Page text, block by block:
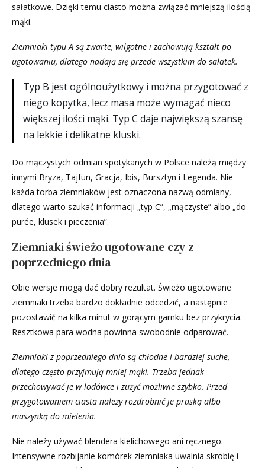
sałatkowe. Dzięki temu ciasto można związać mniejszą ilością
mąki.
Ziemniaki typu A są zwarte, wilgotne i zachowują kształt po
ugotowaniu, dlatego nadają się przede wszystkim do sałatek.
Typ B jest ogólnoużytkowy i można przygotować z
niego kopytka, lecz masa może wymagać nieco
większej ilości mąki. Typ C daje największą szansę
na lekkie i delikatne kluski.
Do mączystych odmian spotykanych w Polsce należą między
innymi Bryza, Tajfun, Gracja, Ibis, Bursztyn i Legenda. Nie
każda torba ziemniaków jest oznaczona nazwą odmiany,
dlatego warto szukać informacji „typ C”, „mączyste” albo „do
purée, klusek i pieczenia”.
Ziemniaki świeżo ugotowane czy z
poprzedniego dnia
Obie wersje mogą dać dobry rezultat. Świeżo ugotowane
ziemniaki trzeba bardzo dokładnie odcedzić, a następnie
pozostawić na kilka minut w gorącym garnku bez przykrycia.
Resztkowa para wodna powinna swobodnie odparować.
Ziemniaki z poprzedniego dnia są chłodne i bardziej suche,
dlatego często przyjmują mniej mąki. Trzeba jednak
przechowywać je w lodówce i zużyć możliwie szybko. Przed
przygotowaniem ciasta należy rozdrobnić je praską albo
maszynką do mielenia.
Nie należy używać blendera kielichowego ani ręcznego.
Intensywne rozbijanie komórek ziemniaka uwalnia skrobię i